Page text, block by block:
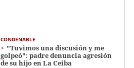
CONDENABLE
"Tuvimos una discusión y me
golpeó": padre denuncia agresión
de su hijo en La Ceiba